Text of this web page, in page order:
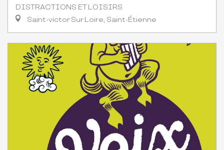
DISTRACTIONS ET LOISIRS
Saint-victor Sur Loire, Saint-Étienne